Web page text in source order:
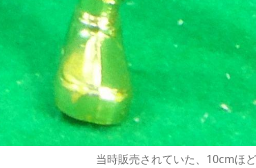
当時販売されていた、10cmほ